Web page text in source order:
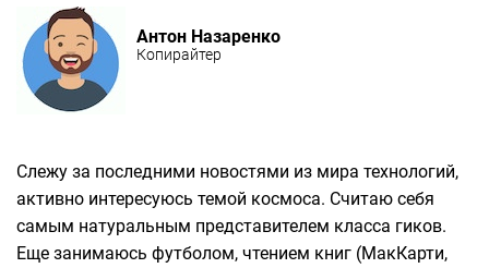
Антон Назаренко
Копирайтер
Слежу за последними новостями из мира технологий,
активно интересуюсь темой космоса. Считаю себя
самым натуральным представителем класса гиков.
Еще занимаюсь футболом, чтением книг (МакКарти,